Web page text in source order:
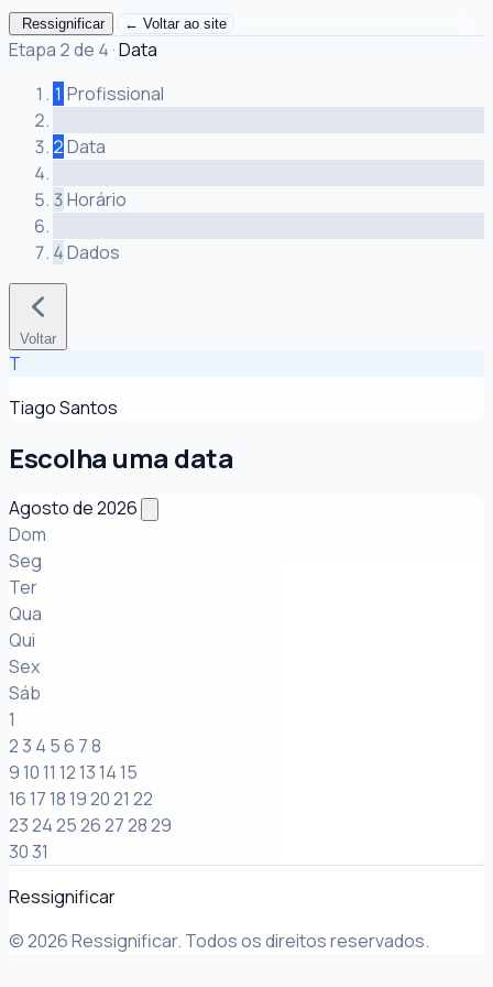
Ressignificar ← Voltar ao site
Etapa 2 de 4 ·Data
1 Profissional
2Data
3Horário
4Dados
Voltar
T
Tiago Santos
Escolha uma data
Agosto de 2026
Dom
Seg
Ter
Qua
Qui
Sex
Sáb
1
23 4 56 78
9 10 11 12 13 14 15
16 17 18 192021 22
23242526272829
3031
Ressignificar
© 2026 Ressignificar. Todos os direitos reservados.